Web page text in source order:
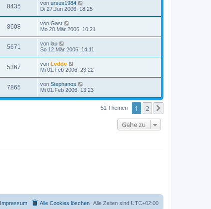
8435 von ursus1984
Di 27.Jun 2006, 18:25
8608 von Gast
Mo 20.Mär 2006, 10:21
5671 von lau
So 12.Mär 2006, 14:11
5367 von Ledde
Mi 01.Feb 2006, 23:22
7865 von Stephanos
Mi 01.Feb 2006, 13:23
51 Themen 1 2
Gehe zu
Alle Zeiten sind UTC+02:00
Alle Cookies löschen
Impressum